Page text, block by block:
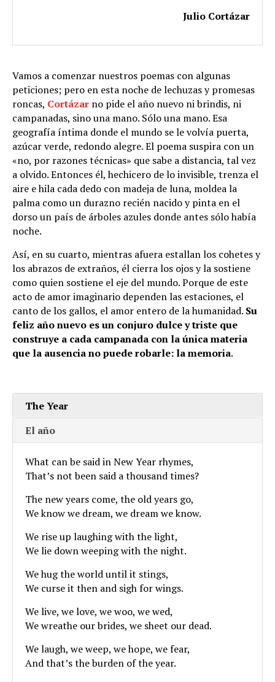
Julio Cortázar
Vamos a comenzar nuestros poemas con algunas
peticiones; pero en esta noche de lechuzas y promesas
roncas, Cortázar no pide el año nuevo ni brindis, ni
campanadas, sino una mano. Sólo una mano. Esa
geografía íntima donde el mundo se le volvía puerta,
azúcar verde, redondo alegre. El poema suspira con un
«no, por razones técnicas» que sabe a distancia, tal vez
a olvido. Entonces él, hechicero de lo invisible, trenza el
aire e hila cada dedo con madeja de luna, moldea la
palma como un durazno recién nacido y pinta en el
dorso un país de árboles azules donde antes sólo había
noche.
Así, en su cuarto, mientras afuera estallan los cohetes y
los abrazos de extraños, él cierra los ojos y la sostiene
como quien sostiene el eje del mundo. Porque de este
acto de amor imaginario dependen las estaciones, el
canto de los gallos, el amor entero de la humanidad. Su
feliz año nuevo es un conjuro dulce y triste que
construye a cada campanada con la única materia
que la ausencia no puede robarle: la memoria.
The Year
El año
What can be said in New Year rhymes,
That’s not been said a thousand times?
The new years come, the old years go,
We know we dream, we dream we know.
We rise up laughing with the light,
We lie down weeping with the night.
We hug the world until it stings,
We curse it then and sigh for wings.
We live, we love, we woo, we wed,
We wreathe our brides, we sheet our dead.
We laugh, we weep, we hope, we fear,
And that’s the burden of the year.